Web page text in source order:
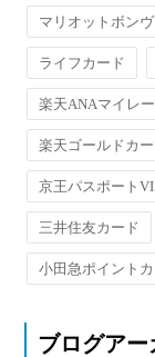
マリオットボン
ライフカード
楽天ANAマイレ
楽天ゴールドカ
京王パスポート
三井住友カード
小田急ポイント
ブログアー